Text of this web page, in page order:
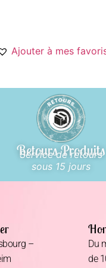
Ajouter à mes
Retours Produits
Service de retours
sous 15 jours
–
Du
de